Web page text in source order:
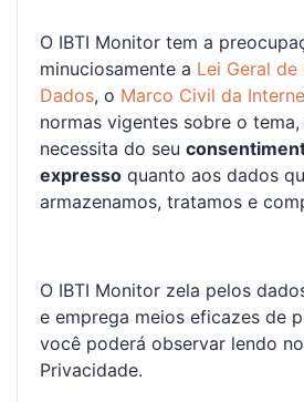
O IBTI Monitor tem a
minuciosamente a Lei Geral
Dados, o Marco Civil da
normas vigentes sobre o
necessita do seu
expresso quanto aos dados
armazenamos, tratamos e
O IBTI Monitor zela pelos
e emprega meios eficazes de
você poderá observar lendo
Privacidade.